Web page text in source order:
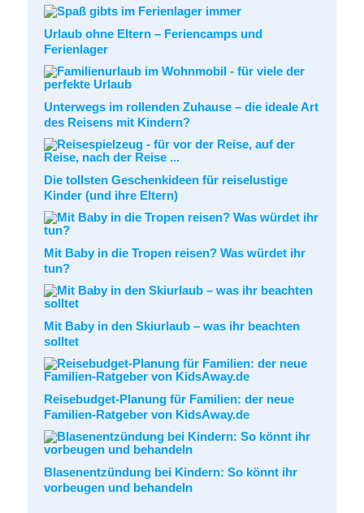
Urlaub ohne Eltern – Feriencamps und
Ferienlager
Unterwegs im rollenden Zuhause – die ideale Art
des Reisens mit Kindern?
Die tollsten Geschenkideen für reiselustige
Kinder (und ihre Eltern)
Mit Baby in die Tropen reisen? Was würdet ihr
tun?
Mit Baby in den Skiurlaub – was ihr beachten
solltet
Reisebudget-Planung für Familien: der neue
Familien-Ratgeber von KidsAway.de
Blasenentzündung bei Kindern: So könnt ihr
vorbeugen und behandeln